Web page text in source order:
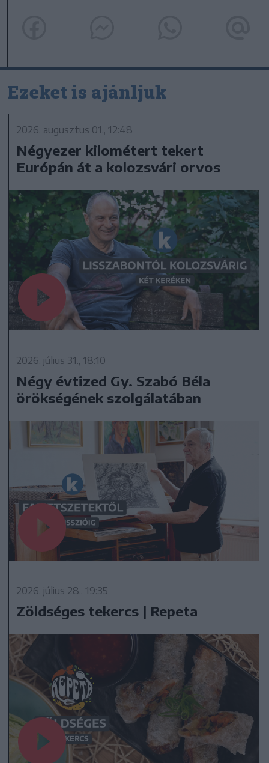
Ezeket is ajánljuk
2026. augusztus 01., 12:48
Négyezer kilométert tekert
Európán át a kolozsvári orvos
2026. július 31., 18:10
Négy évtized Gy. Szabó Béla
örökségének szolgálatában
2026. július 28., 19:35
Zöldséges tekercs | Repeta